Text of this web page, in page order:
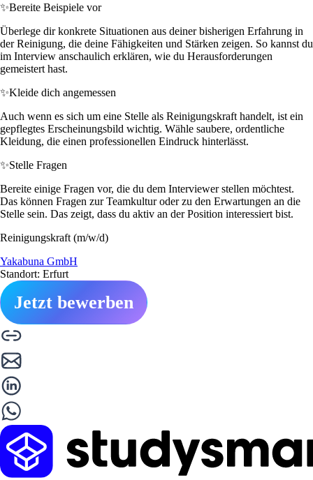
✨Bereite Beispiele vor
Überlege dir konkrete Situationen aus deiner bisherigen Erfahrung in
der Reinigung, die deine Fähigkeiten und Stärken zeigen. So kannst du
im Interview anschaulich erklären, wie du Herausforderungen
gemeistert hast.
✨Kleide dich angemessen
Auch wenn es sich um eine Stelle als Reinigungskraft handelt, ist ein
gepflegtes Erscheinungsbild wichtig. Wähle saubere, ordentliche
Kleidung, die einen professionellen Eindruck hinterlässt.
✨Stelle Fragen
Bereite einige Fragen vor, die du dem Interviewer stellen möchtest.
Das können Fragen zur Teamkultur oder zu den Erwartungen an die
Stelle sein. Das zeigt, dass du aktiv an der Position interessiert bist.
Reinigungskraft (m/w/d)
Yakabuna GmbH
Standort: Erfurt
Jetzt bewerben